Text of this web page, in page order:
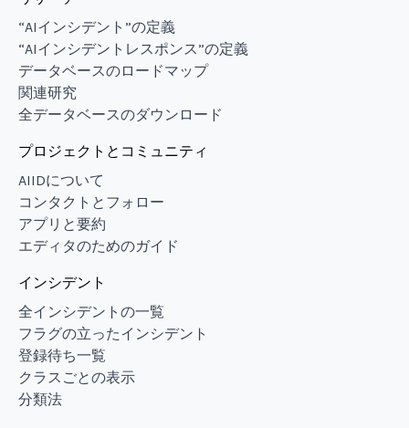
“AIインシデント”の定義
“AIインシデントレスポンス”の定義
データベースのロードマップ
関連研究
全データベースのダウンロード
プロジェクトとコミュニティ
AIIDについて
コンタクトとフォロー
アプリと要約
エディタのためのガイド
インシデント
全インシデントの一覧
フラグの立ったインシデント
登録待ち一覧
クラスごとの表示
分類法